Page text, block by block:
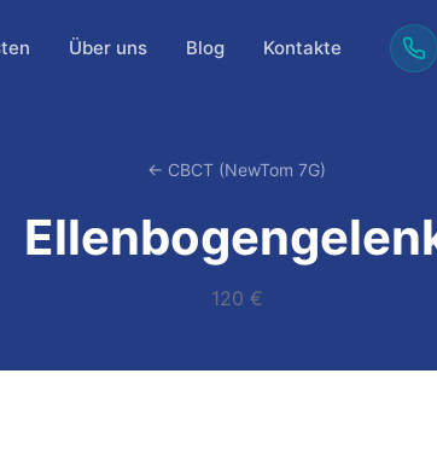
Über uns Blog Kontakte
← CBCT (NewTom 7G)
120 €